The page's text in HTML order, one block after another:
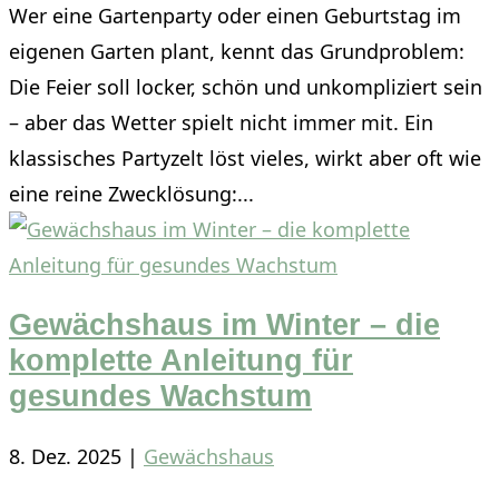
Wer eine Gartenparty oder einen Geburtstag im
eigenen Garten plant, kennt das Grundproblem:
Die Feier soll locker, schön und unkompliziert sein
– aber das Wetter spielt nicht immer mit. Ein
klassisches Partyzelt löst vieles, wirkt aber oft wie
eine reine Zwecklösung:...
Gewächshaus im Winter – die
komplette Anleitung für
gesundes Wachstum
8. Dez. 2025 | Gewächshaus